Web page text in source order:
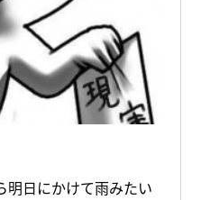
明日にかけて雨みたい